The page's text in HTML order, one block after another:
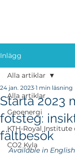
Inlägg
Alla artiklar
Geoenergi
KTH-Royal
CO2 Kyla
Alla artiklar
Starta 2023
fotsteg:
fältbesök
24 jan. 2023 1 min läsning
Available in